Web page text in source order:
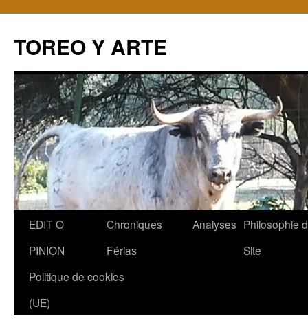
TOREO Y ARTE
Aller
contenu
EDIT O
PINION
Chroniques
Férias
Analyses Philosophie
Site
Politique de cookies
(UE)